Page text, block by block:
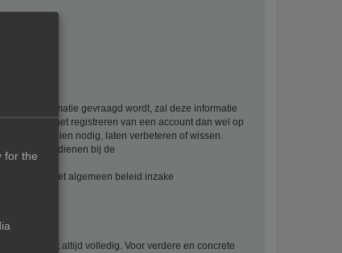
informatie gevraagd wordt, zal deze informatie
van het registreren van een account dan wel op
deze, indien nodig, laten verbeteren of wissen.
u klacht indienen bij de
vindt u in het algemeen beleid inzake
niet altijd volledig. Voor verdere en concrete
for the